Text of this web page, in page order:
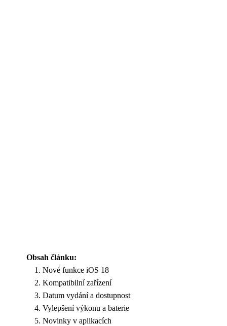
Obsah článku:
Nové funkce iOS 18
Kompatibilní zařízení
Datum vydání a dostupnost
Vylepšení výkonu a baterie
Novinky v aplikacích